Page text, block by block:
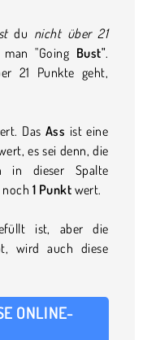
du nicht über 21
"Going Bust".
21 Punkte geht,
Das Ass ist eine
es sei denn, die
in dieser Spalte
noch 1 Punkt wert.
ist, aber die
wird auch diese
ONLINE-